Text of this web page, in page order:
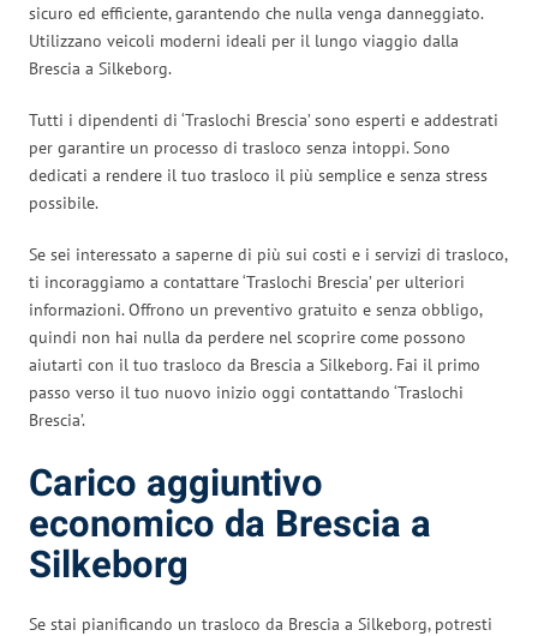
sicuro ed efficiente, garantendo che nulla venga danneggiato.
Utilizzano veicoli moderni ideali per il lungo viaggio dalla
Brescia a Silkeborg.
Tutti i dipendenti di ‘Traslochi Brescia’ sono esperti e addestrati
per garantire un processo di trasloco senza intoppi. Sono
dedicati a rendere il tuo trasloco il più semplice e senza stress
possibile.
Se sei interessato a saperne di più sui costi e i servizi di trasloco,
ti incoraggiamo a contattare ‘Traslochi Brescia’ per ulteriori
informazioni. Offrono un preventivo gratuito e senza obbligo,
quindi non hai nulla da perdere nel scoprire come possono
aiutarti con il tuo trasloco da Brescia a Silkeborg. Fai il primo
passo verso il tuo nuovo inizio oggi contattando ‘Traslochi
Brescia’.
Carico aggiuntivo
economico da Brescia a
Silkeborg
Se stai pianificando un trasloco da Brescia a Silkeborg, potresti